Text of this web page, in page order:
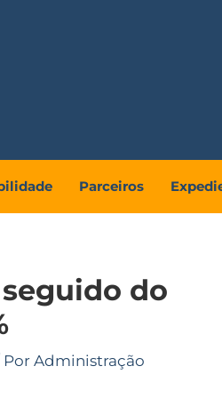
Parceiros
do
Por Administração